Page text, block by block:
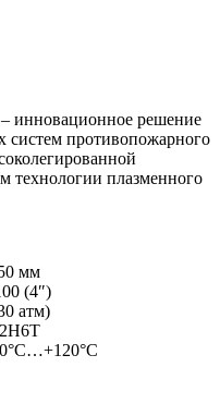
– инновационное решение
систем противопожарного
технологии плазменного
мм
(4″)
атм)